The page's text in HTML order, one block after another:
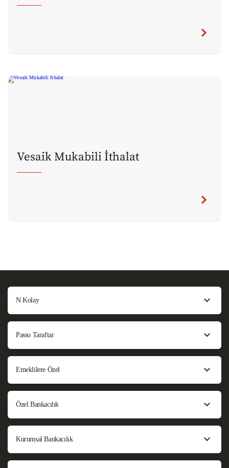
Vesaik Mukabili İthalat
N Kolay
Passo Taraftar
Emeklilere Özel
Özel Bankacılık
Kurumsal Bankacılık